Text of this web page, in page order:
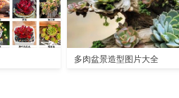
多肉盆景造型图片大全